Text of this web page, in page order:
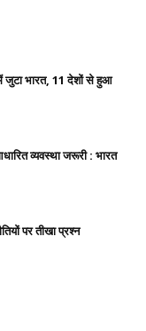
भारत, 11 देशों से हुआ
व्यवस्था जरूरी : भारत
पर तीखा प्रश्न